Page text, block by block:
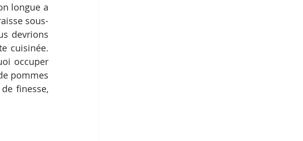
longue a
sous-
devrions
cuisinée.
occuper
pommes
finesse,